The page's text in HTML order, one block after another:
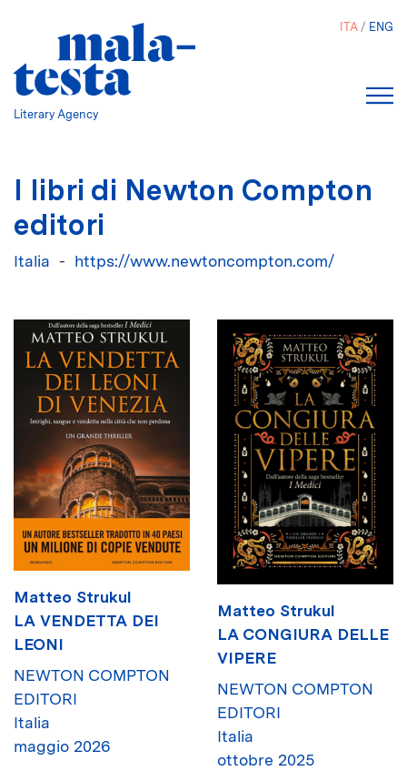
Literary Agency
ITA ENG
I libri di Newton Compton
editori
Italia https://www.newtoncompton.com/
Matteo Strukul
LA VENDETTA DEI
LEONI
NEWTON COMPTON
EDITORI
Italia
maggio 2026
Matteo Strukul
LA CONGIURA DELLE
VIPERE
NEWTON COMPTON
EDITORI
Italia
ottobre 2025